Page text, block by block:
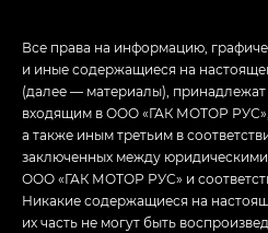
Все права на информацию,
и иные содержащиеся на
(далее — материалы),
входящим в ООО «ГАК МОТОР РУС»,
а также иным третьим в
заключенных между
ООО «ГАК МОТОР РУС» и
Никакие содержащиеся на
их часть не могут быть